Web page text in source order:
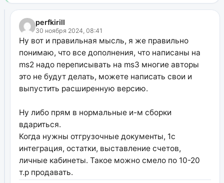
perfkirill
30 ноября 2024, 08:41
Ну вот и правильная мысль, я же правильно
понимаю, что все дополнения, что написаны на
ms2 надо переписывать на ms3 многие авторы
это не будут делать, можете написать свои и
выпустить расширенную версию.
Ну либо прям в нормальные и-м сборки
вдариться.
Когда нужны отгрузочные документы, 1с
интеграция, остатки, выставление счетов,
личные кабинеты. Такое можно смело по 10-20
т.р продавать.